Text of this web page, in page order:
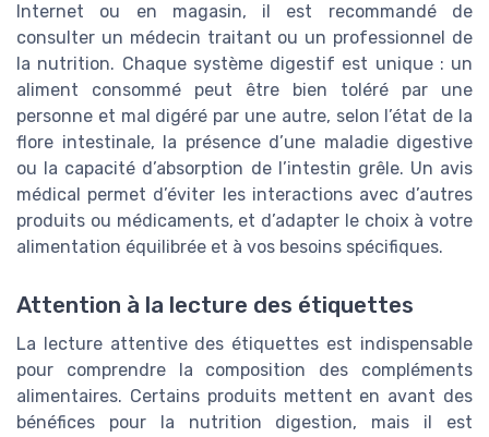
Internet ou en magasin, il est recommandé de
consulter un médecin traitant ou un professionnel de
la nutrition. Chaque système digestif est unique : un
aliment consommé peut être bien toléré par une
personne et mal digéré par une autre, selon l’état de la
flore intestinale, la présence d’une maladie digestive
ou la capacité d’absorption de l’intestin grêle. Un avis
médical permet d’éviter les interactions avec d’autres
produits ou médicaments, et d’adapter le choix à votre
alimentation équilibrée et à vos besoins spécifiques.
Attention à la lecture des étiquettes
La lecture attentive des étiquettes est indispensable
pour comprendre la composition des compléments
alimentaires. Certains produits mettent en avant des
bénéfices pour la nutrition digestion, mais il est